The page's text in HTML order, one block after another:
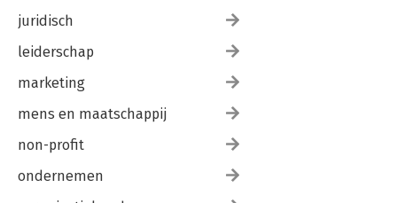
juridisch
leiderschap
marketing
mens en maatschappij
non-profit
ondernemen